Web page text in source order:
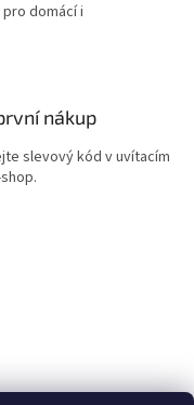
domácí i
nákup
slevový kód v uvítacím